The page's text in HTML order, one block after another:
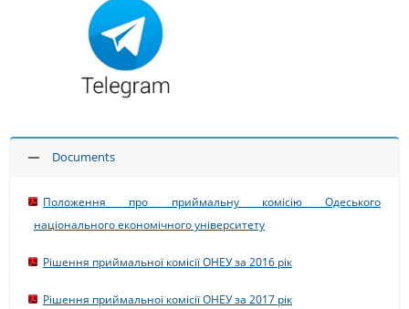
Documents
Положення про приймальну комісію Одеського
національного економічного університету
Рішення приймальної комісії ОНЕУ за 2016 рік
Рішення приймальної комісії ОНЕУ за 2017 рік